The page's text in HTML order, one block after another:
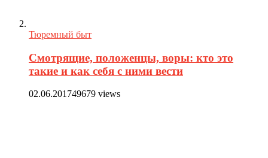
Тюремный быт
Смотрящие, положенцы, воры: кто это
такие и как себя с ними вести
02.06.201749679 views